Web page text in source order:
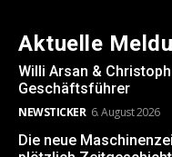
Aktuelle
Willi Arsan &
Geschäftsführer
NEWSTICKER 6. August 2026
Die neue